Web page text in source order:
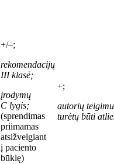
+/–;
rekomendacijų
III klasė;
įrodymų
C lygis;
(sprendimas
priimamas
atsižvelgiant
į paciento
būklę)
+;
autorių
turėtų būti